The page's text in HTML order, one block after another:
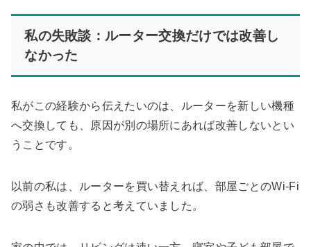
私の失敗談：ルーター交換だけでは改善し
なかった
私がこの経験から伝えたいのは、ルーターを新しい機種
へ交換しても、原因が別の場所にあれば改善しないとい
うことです。
以前の私は、ルーターを買い替えれば、部屋ごとのWi-Fi
の弱さも改善すると考えていました。